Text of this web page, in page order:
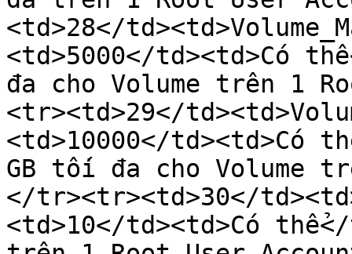
<td>28</
<td>5000</td><td>Có
đa cho Volume trên 1
<tr><td>29</
<td>10000</td><td>Có
GB tối đa cho Volume
</tr><tr><td>30</
<td>10</td><td>Có